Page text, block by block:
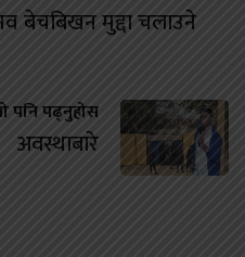
बेचबिखन मुद्दा चलाउने
पनि पढ्नुहोस